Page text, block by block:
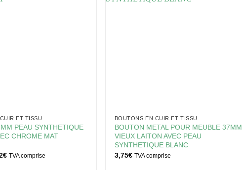
ET TISSU
PEAU SYNTHETIQUE
CHROME MAT
€Plage
TVA comprise
BOUTONS EN CUIR ET TISSU
BOUTON METAL POUR MEUBLE 37MM
VIEUX LAITON AVEC PEAU
SYNTHETIQUE BLANC
3,75€ TVA comprise